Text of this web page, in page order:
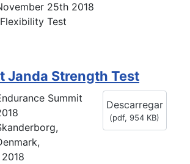
25th 2018
Test
Janda Strength Test
Descarregar
(pdf, 954 KB)
Summit